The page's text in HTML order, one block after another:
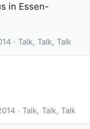
in Essen-
Talk, Talk, Talk
Talk, Talk, Talk